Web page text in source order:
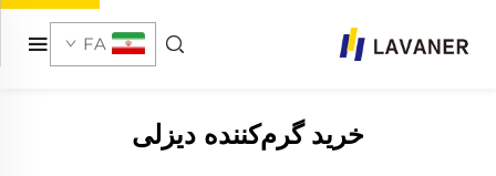
FA
خرید گرم‌کننده دیزلی